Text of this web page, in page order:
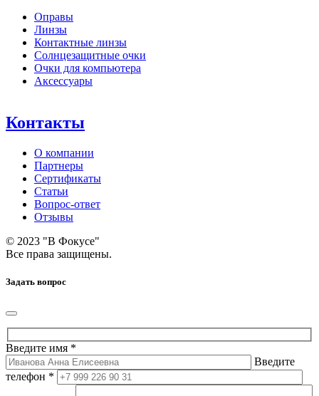
Оправы
Линзы
Контактные линзы
Солнцезащитные очки
Очки для компьютера
Аксессуары
Контакты
О компании
Партнеры
Сертификаты
Статьи
Вопрос-ответ
Отзывы
© 2023 "В Фокусе"
Все права защищены.
Задать вопрос
Введите имя *
Введите
телефон *